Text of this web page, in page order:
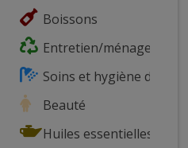
Boissons
Entretien/ménage
Soins et hygiène du corps
Beauté
Huiles essentielles